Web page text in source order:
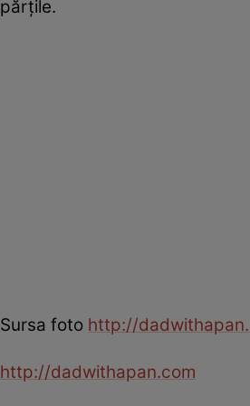
părţile.
Sursa foto http://
http://dadwithapan.com